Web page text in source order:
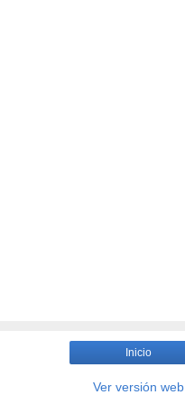
Inicio
Ver versión web